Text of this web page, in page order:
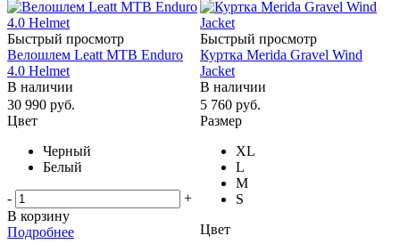
Быстрый просмотр
Велошлем Leatt MTB Enduro
4.0 Helmet
В наличии
30 990 руб.
Цвет
Черный
Белый
-
+
В корзину
Подробнее
Быстрый просмотр
Куртка Merida Gravel Wind
Jacket
В наличии
5 760 руб.
Размер
XL
L
M
S
Цвет